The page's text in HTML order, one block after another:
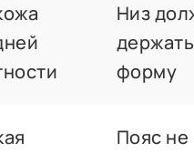
Низ
держать
форму
Пояс не